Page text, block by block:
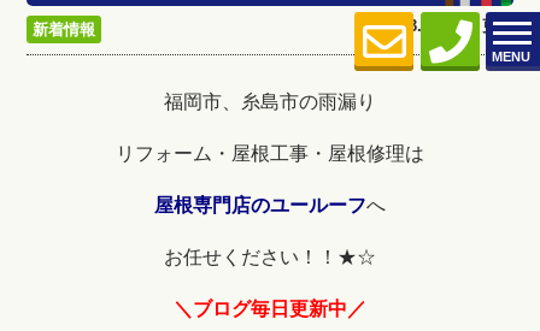
MENU
新着情報 2024.03.23 (Sat) 更新
福岡市、糸島市の雨漏り
リフォーム・屋根工事・屋根修理は
屋根専門店のユールーフへ
お任せください！！★☆
＼ブログ毎日更新中／